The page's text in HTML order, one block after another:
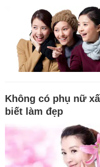
Không có phụ nữ
biết làm đẹp